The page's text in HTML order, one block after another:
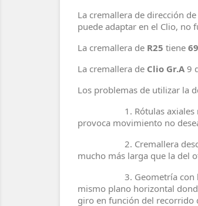
La cremallera de dirección
puede adaptar en el Clio, no
La cremallera de R25 tiene
La cremallera de Clio Gr.A 9
Los problemas de utilizar la
1. Rótulas axiales muy
provoca movimiento no
2. Cremallera
mucho más larga que la del
3. Geometría con la
mismo plano horizontal
giro en función del recorrido